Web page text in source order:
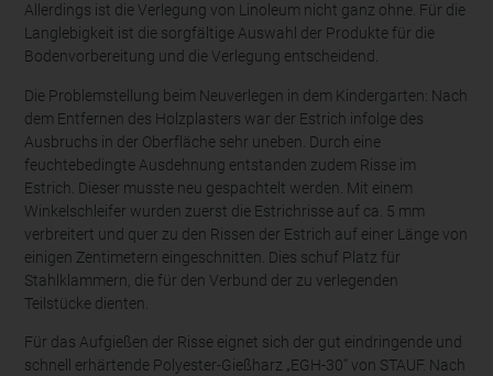
Allerdings ist die Verlegung von Linoleum nicht ganz ohne. Für die
Langlebigkeit ist die sorgfältige Auswahl der Produkte für die
Bodenvorbereitung und die Verlegung entscheidend.
Die Problemstellung beim Neuverlegen in dem Kindergarten: Nach
dem Entfernen des Holzplasters war der Estrich infolge des
Ausbruchs in der Oberfläche sehr uneben. Durch eine
feuchtebedingte Ausdehnung entstanden zudem Risse im
Estrich. Dieser musste neu gespachtelt werden. Mit einem
Winkelschleifer wurden zuerst die Estrichrisse auf ca. 5 mm
verbreitert und quer zu den Rissen der Estrich auf einer Länge von
einigen Zentimetern eingeschnitten. Dies schuf Platz für
Stahlklammern, die für den Verbund der zu verlegenden
Teilstücke dienten.
Für das Aufgießen der Risse eignet sich der gut eindringende und
schnell erhärtende Polyester-Gießharz „EGH-30“ von STAUF. Nach